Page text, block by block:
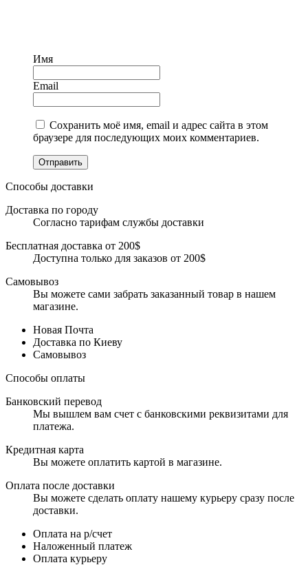
Имя
Email
Сохранить моё имя, email и адрес сайта в этом
браузере для последующих моих комментариев.
Отправить
Способы доставки
Доставка по городу
Согласно тарифам службы доставки
Бесплатная доставка от 200$
Доступна только для заказов от 200$
Самовывоз
Вы можете сами забрать заказанный товар в нашем
магазине.
Новая Почта
Доставка по Киеву
Самовывоз
Способы оплаты
Банковский перевод
Мы вышлем вам счет с банковскими реквизитами для
платежа.
Кредитная карта
Вы можете оплатить картой в магазине.
Оплата после доставки
Вы можете сделать оплату нашему курьеру сразу после
доставки.
Оплата на р/счет
Наложенный платеж
Оплата курьеру